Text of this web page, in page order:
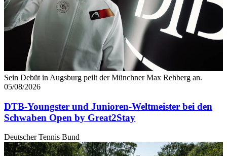
Sein Debüt in Augsburg peilt der Münchner Max Rehberg an.
05/08/2026
DTB-Youngster und Junioren-Weltmeister bei den
Schwaben Open by Great2Stay
Deutscher Tennis Bund